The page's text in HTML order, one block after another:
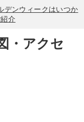
デンウィークはいつか
介
・アクセ